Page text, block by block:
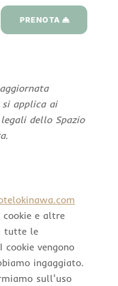
PRENOTA
applica ai
dello Spazio
e altre
tutte le
vengono
ingaggiato.
sull'uso